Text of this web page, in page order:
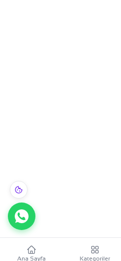
Ana Sayfa Kategoriler